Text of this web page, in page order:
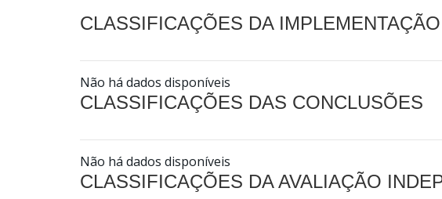
CLASSIFICAÇÕES DA IMPLEMENTAÇÃO
Não há dados disponíveis
CLASSIFICAÇÕES DAS CONCLUSÕES
Não há dados disponíveis
CLASSIFICAÇÕES DA AVALIAÇÃO